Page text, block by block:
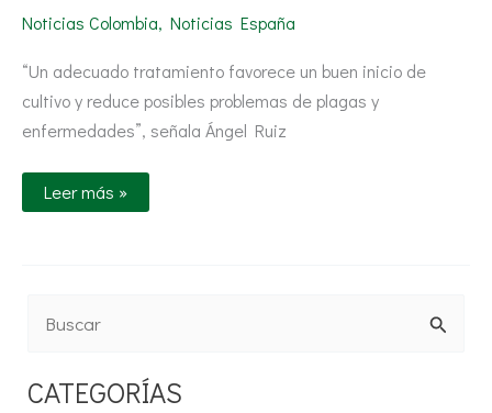
Noticias Colombia, Noticias España
“Un adecuado tratamiento favorece un buen inicio de
cultivo y reduce posibles problemas de plagas y
enfermedades”, señala Ángel Ruiz
Leer más »
s
CATEGORÍAS